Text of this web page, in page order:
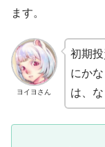
ます。
ヨイヨさん
初期
にか
は、